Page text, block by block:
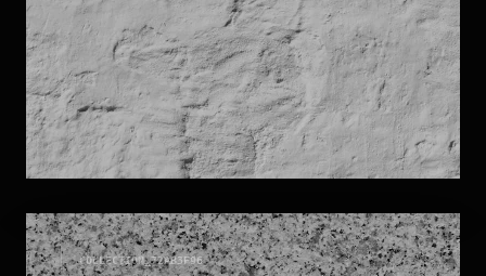
PIETRE
COLLECTION_72AB3F96